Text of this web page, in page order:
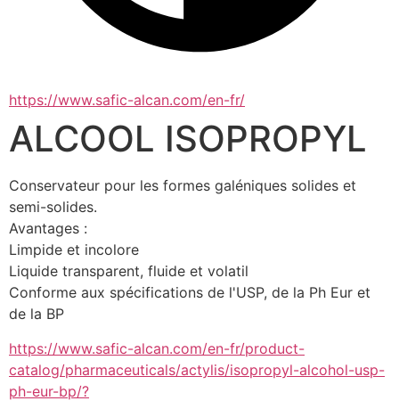
https://www.safic-alcan.com/en-fr/
ALCOOL ISOPROPYL
Conservateur pour les formes galéniques solides et
semi-solides.
Avantages :
Limpide et incolore
Liquide transparent, fluide et volatil
Conforme aux spécifications de l'USP, de la Ph Eur et
de la BP
https://www.safic-alcan.com/en-fr/product-
catalog/pharmaceuticals/actylis/isopropyl-alcohol-usp-
ph-eur-bp/?